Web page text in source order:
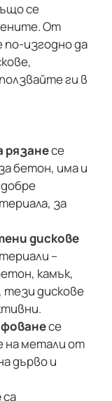
се
От
по-изгодно да
ги в
рязанесе
бетон, има и
за
дискове
–
камък,
тези дискове
се
на метали от
дърво и
са